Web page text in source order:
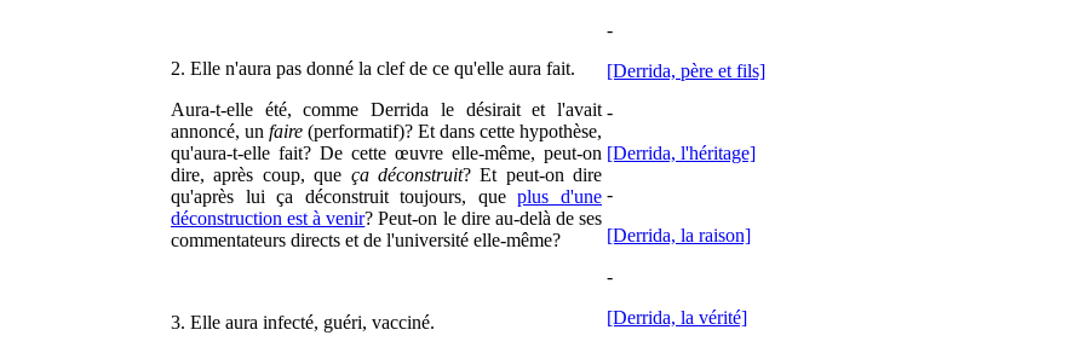
2. Elle n'aura pas donné la clef de ce qu'elle aura fait.
Aura-t-elle été, comme Derrida le désirait et l'avait
annoncé, un faire (performatif)? Et dans cette hypothèse,
qu'aura-t-elle fait? De cette œuvre elle-même, peut-on
dire, après coup, que ça déconstruit? Et peut-on dire
qu'après lui ça déconstruit toujours, queplus d'une
déconstruction est à venir? Peut-on le dire au-delà de ses
commentateurs directs et de l'université elle-même?
3. Elle aura infecté, guéri, vacciné.
-
[Derrida, père et fils]
-
[Derrida, l'héritage]
-
[Derrida, la raison]
-
[Derrida, la vérité]